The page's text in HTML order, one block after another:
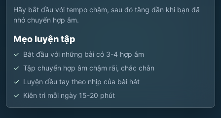
Hãy bắt đầu với tempo chậm, sau đó tăng dần khi bạn đã
nhớ chuyển hợp âm.
Mẹo luyện tập
Bắt đầu với những bài có 3-4 hợp âm
Tập chuyển hợp âm chậm rãi, chắc chắn
Luyện đều tay theo nhịp của bài hát
Kiên trì mỗi ngày 15-20 phút